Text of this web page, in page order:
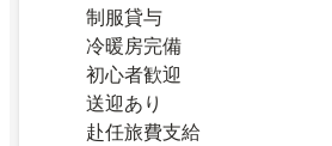
制服貸与
冷暖房完備
初心者歓迎
送迎あり
赴任旅費支給